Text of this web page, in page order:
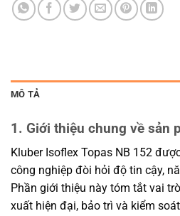
MÔ TẢ
1. Giới thiệu chung về sản
Kluber Isoflex Topas NB 152
công nghiệp đòi hỏi độ tin cậy,
Phần giới thiệu này tóm tắt vai
xuất hiện đại, bảo trì và kiểm